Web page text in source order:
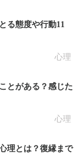
心理
る態度や行動11
心理
とがある？感じた
理とは？復縁まで